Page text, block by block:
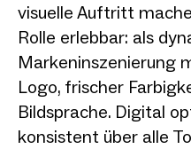
visuelle Auftritt
Rolle erlebbar: als
Markeninszenierung
Logo, frischer
Bildsprache. Digital
konsistent über alle